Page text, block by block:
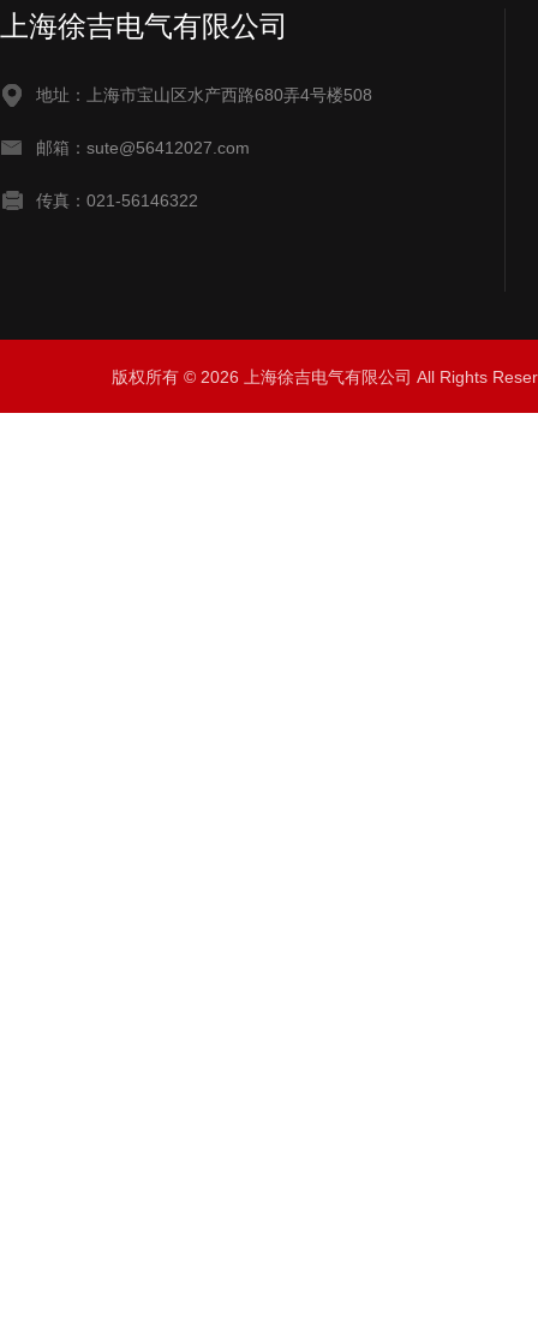
上海徐吉电气有限公司
地址：上海市宝山区水产西路680弄4号楼508
邮箱：sute@56412027.com
传真：021-56146322
版权所有 © 2026 上海徐吉电气有限公司 All Rights